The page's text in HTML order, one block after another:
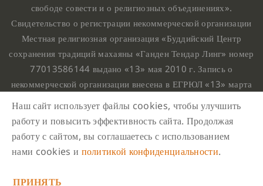
свободе совести и о религиозных объединениях».
Свидетельство о регистрации некоммерческой организации
Местная религиозная организация «Буддийский Центр
сохранения традиций махаяны «Ганден Тендар Линг» номер
77013586144 выдано «13» мая 2010 г. Запись о
некоммерческой организации внесена в ЕГРЮЛ «13» марта
номером 1107799015708.
Ганден Тендар Линг © 2020 Все права защищены
Наш адрес : г. Москва, Нахимовский проспект, 32. Этаж
10, каб.1023,
Наш сайт использует файлы cookies, чтобы улучшить
работу и повысить эффективность сайта. Продолжая
работу с сайтом, вы соглашаетесь с использованием
нами cookies и политикой конфиденциальности.
ПРИНЯТЬ